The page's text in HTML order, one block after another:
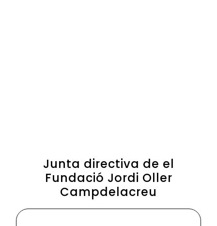
Junta directiva de el
Fundació Jordi Oller
Campdelacreu